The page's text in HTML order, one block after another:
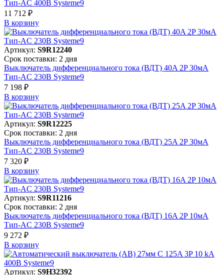
Тип-AC 400В Systeme9
11 712 ₽
В корзинy
Артикул: S9R12240
Срок поставки: 2 дня
Выключатель дифференциального тока (ВДТ) 40A 2P 30мА
Тип-AC 230В Systeme9
7 198 ₽
В корзинy
Артикул: S9R12225
Срок поставки: 2 дня
Выключатель дифференциального тока (ВДТ) 25A 2P 30мА
Тип-AC 230В Systeme9
7 320 ₽
В корзинy
Артикул: S9R11216
Срок поставки: 2 дня
Выключатель дифференциального тока (ВДТ) 16A 2P 10мА
Тип-AC 230В Systeme9
9 272 ₽
В корзинy
Артикул: S9H32392